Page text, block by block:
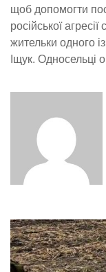
щоб допомогти
російської
жительки одного
Іщук. Односельці